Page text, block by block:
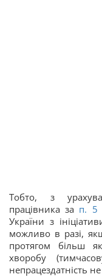
Тобто, з
працівника за п. 5
України з
можливо в разі,
протягом більш
хворобу
непрацездатність